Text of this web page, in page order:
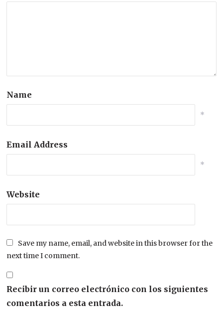
Name
*
Email Address
*
Website
Save my name, email, and website in this browser for the
next time I comment.
Recibir un correo electrónico con los siguientes
comentarios a esta entrada.